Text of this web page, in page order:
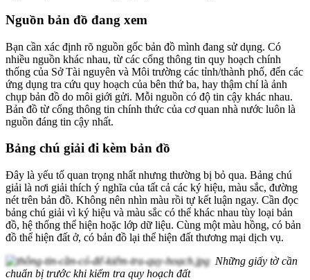
Nguồn bản đồ đang xem
Bạn cần xác định rõ nguồn gốc bản đồ mình đang sử dụng. Có
nhiều nguồn khác nhau, từ các cổng thông tin quy hoạch chính
thống của Sở Tài nguyên và Môi trường các tỉnh/thành phố, đến các
ứng dụng tra cứu quy hoạch của bên thứ ba, hay thậm chí là ảnh
chụp bản đồ do môi giới gửi. Mỗi nguồn có độ tin cậy khác nhau.
Bản đồ từ cổng thông tin chính thức của cơ quan nhà nước luôn là
nguồn đáng tin cậy nhất.
Bảng chú giải đi kèm bản đồ
Đây là yếu tố quan trọng nhất nhưng thường bị bỏ qua. Bảng chú
giải là nơi giải thích ý nghĩa của tất cả các ký hiệu, màu sắc, đường
nét trên bản đồ. Không nên nhìn màu rồi tự kết luận ngay. Cần đọc
bảng chú giải vì ký hiệu và màu sắc có thể khác nhau tùy loại bản
đồ, hệ thống thể hiện hoặc lớp dữ liệu. Cùng một màu hồng, có bản
đồ thể hiện đất ở, có bản đồ lại thể hiện đất thương mại dịch vụ.
Những giấy tờ cần
chuẩn bị trước khi kiểm tra quy hoạch đất